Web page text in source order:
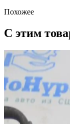
Похожее
С этим